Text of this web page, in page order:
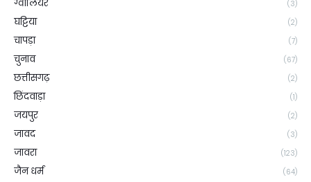
ग्वालियर (3)
घट्टिया (2)
चापड़ा (7)
चुनाव (67)
छत्तीसगढ़ (2)
छिंदवाड़ा (1)
जयपुर (2)
जावद (3)
जावरा (123)
जैन धर्म (64)